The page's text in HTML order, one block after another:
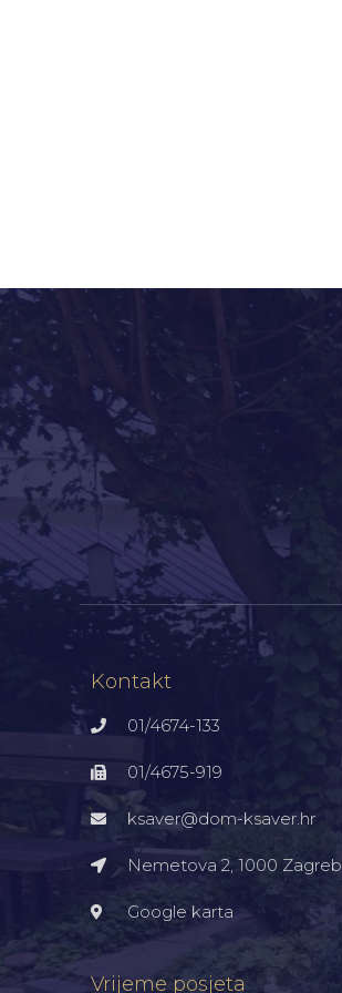
Kontakt
01/4674-133
01/4675-919
ksaver@dom-ksaver.hr
Nemetova 2, 1000 Zagreb​
Google karta
Vrijeme posjeta